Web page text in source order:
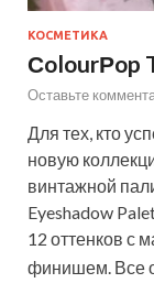
КОСМЕТИКА
СolourРop
Оставьте
Для тех, кто
новую
винтажной
Eyeshadow
12 оттенков с
финишем. Все